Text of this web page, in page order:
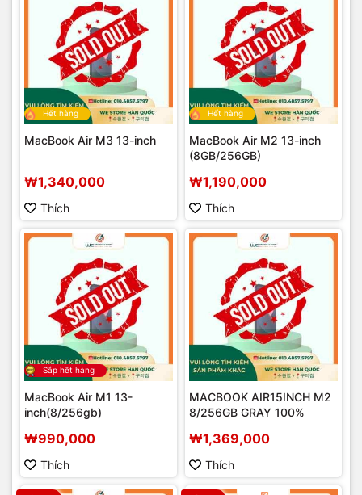
Hết hàng
MacBook Air M3 13-inch
₩1,340,000
Thích
Hết hàng
MacBook Air M2 13-inch
(8GB/256GB)
₩1,190,000
Thích
Sắp hết hàng
MacBook Air M1 13-
inch(8/256gb)
₩990,000
Thích
MACBOOK AIR15INCH M2
8/256GB GRAY 100%
₩1,369,000
Thích